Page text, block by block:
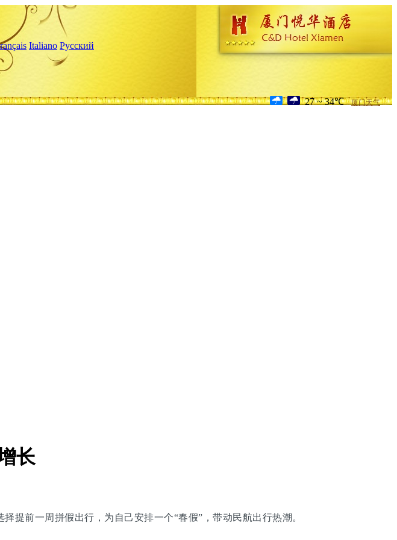
Italiano Русский
27 ~ 34℃ 厦门天气
长
提前一周拼假出行，为自己安排一个“春假”，带动民航出行热潮。